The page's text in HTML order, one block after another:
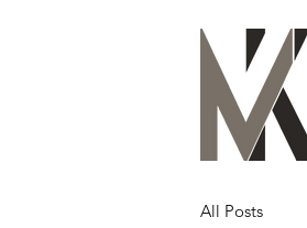
All Posts